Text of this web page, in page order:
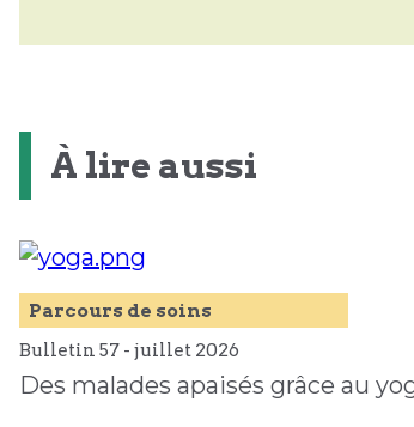
À lire aussi
Parcours de soins
Bulletin 57 - juillet 2026
Des malades apaisés grâce au